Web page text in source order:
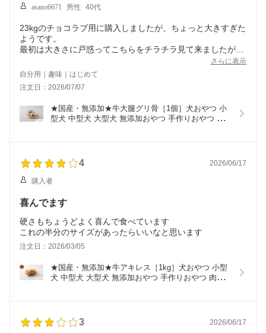
asano6671 男性 40代
23kgのチョコラブ用に購入しましたが、ちょっと大きすぎた
ようです。
最初は大きさに戸惑ってこちらをチラチラ見て来ましたが、
軟骨部分を削れるようになってからは夢中でガリガリ噛んで
ました！
さらに表示
自分用｜趣味｜はじめて
注文日：2026/07/07
★国産・無添加★牛大腿グリ骨［1個］犬おやつ 小
型犬 中型犬 大型犬 無添加おやつ 手作りおやつ 肉
4 2026/06/17
購入者
喜んでます
硬さもちょうどよく喜んで食べています
これの半分のサイズがあったらいいなと思います
注文日：2026/03/05
★国産・無添加★牛アキレス［1kg］犬おやつ 小型
犬 中型犬 大型犬 無添加おやつ 手作りおやつ 肉屋
3 2026/06/17